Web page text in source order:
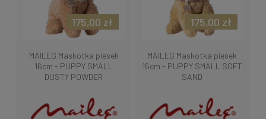
MAILEG Maskotka piesek
16cm - PUPPY SMALL
DUSTY POWDER
175,00 zł
MAILEG Maskotka piesek
16cm - PUPPY SMALL SOFT
SAND
175,00 zł